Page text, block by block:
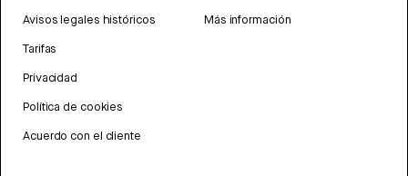
Avisos legales históricos
Tarifas
Privacidad
Política de cookies
Acuerdo con el cliente
Más información